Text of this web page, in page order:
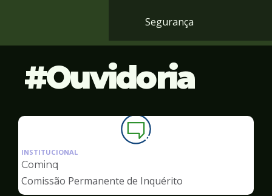
Segurança
Ouvidoria
Ilustração
da
de
Ouvidoria
INSTITUCIONAL
Cominq
Comissão Permanente de Inquérito